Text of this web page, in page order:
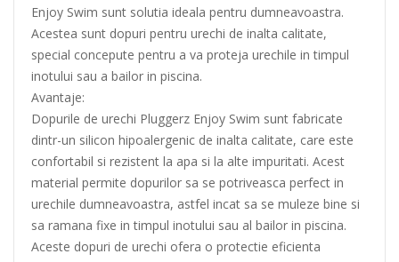
Enjoy Swim sunt solutia ideala pentru dumneavoastra.
Acestea sunt dopuri pentru urechi de inalta calitate,
special concepute pentru a va proteja urechile in timpul
inotului sau a bailor in piscina.
Avantaje:
Dopurile de urechi Pluggerz Enjoy Swim sunt fabricate
dintr-un silicon hipoalergenic de inalta calitate, care este
confortabil si rezistent la apa si la alte impuritati. Acest
material permite dopurilor sa se potriveasca perfect in
urechile dumneavoastra, astfel incat sa se muleze bine si
sa ramana fixe in timpul inotului sau al bailor in piscina.
Aceste dopuri de urechi ofera o protectie eficienta